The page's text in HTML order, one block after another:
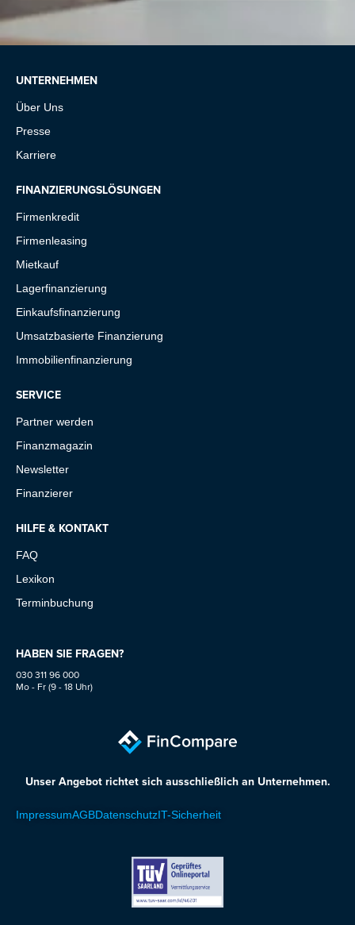
UNTERNEHMEN
Über Uns
Presse
Karriere
FINANZIERUNGSLÖSUNGEN
Firmenkredit
Firmenleasing
Mietkauf
Lagerfinanzierung
Einkaufsfinanzierung
Umsatzbasierte Finanzierung
Immobilienfinanzierung
SERVICE
Partner werden
Finanzmagazin
Newsletter
Finanzierer
HILFE & KONTAKT
FAQ
Lexikon
Terminbuchung
HABEN SIE FRAGEN?
030 311 96 000
Mo - Fr (9 - 18 Uhr)
Unser Angebot richtet sich ausschließlich an Unternehmen.
ImpressumAGBDatenschutzIT-Sicherheit